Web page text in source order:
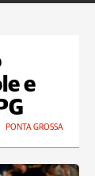
e
PONTA GROSSA